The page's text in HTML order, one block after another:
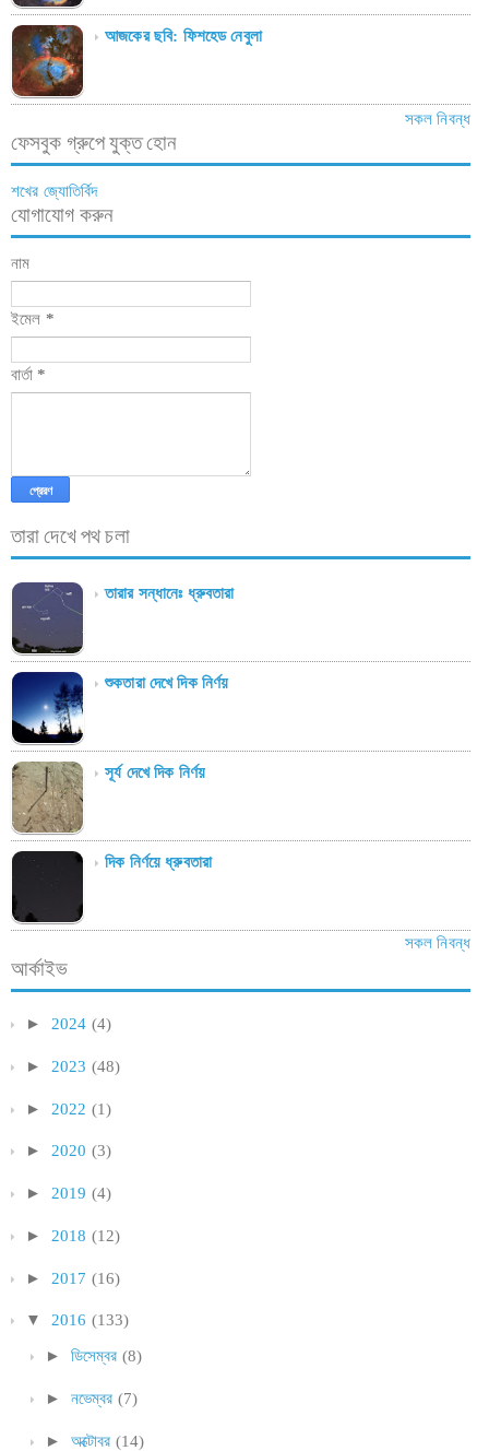
আজকের ছবি: ফিশহেড নেবুলা
সকল নিবন্ধ
ফেসবুক গ্রুপে যুক্ত হোন
শখের জ্যোতির্বিদ
যোগাযোগ করুন
নাম
ইমেল *
বার্তা *
তারা দেখে পথ চলা
তারার সন্ধানেঃ ধ্রুবতারা
শুকতারা দেখে দিক নির্ণয়
সূর্য দেখে দিক নির্ণয়
দিক নির্ণয়ে ধ্রুবতারা
সকল নিবন্ধ
আর্কাইভ
► 2024 (4)
► 2023 (48)
► 2022 (1)
► 2020 (3)
► 2019 (4)
► 2018 (12)
► 2017 (16)
▼ 2016 (133)
► ডিসেম্বর (8)
► নভেম্বর (7)
► অক্টোবর (14)